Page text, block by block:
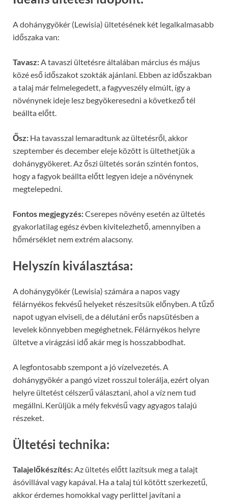
A dohánygyökér (Lewisia) ültetésének két legalkalmasabb
időszaka van:
Tavasz:A tavaszi ültetésre általában március és május
közé eső időszakot szokták ajánlani. Ebben az időszakban
a talaj már felmelegedett, a fagyveszély elmúlt, így a
növénynek ideje lesz begyökeresedni a következő tél
beállta előtt.
Ősz: Ha tavasszal lemaradtunk az ültetésről, akkor
szeptember és december eleje között is ültethetjük a
dohánygyökeret. Az őszi ültetés során szintén fontos,
hogy a fagyok beállta előtt legyen ideje a növénynek
megtelepedni.
Fontos megjegyzés:Cserepes növény esetén az ültetés
gyakorlatilag egész évben kivitelezhető, amennyiben a
hőmérséklet nem extrém alacsony.
Helyszín kiválasztása:
A dohánygyökér (Lewisia) számára a napos vagy
félárnyékos fekvésű helyeket részesítsük előnyben. A tűző
napot ugyan elviseli, de a délutáni erős napsütésben a
levelek könnyebben megéghetnek. Félárnyékos helyre
ültetve a virágzási idő akár meg is hosszabbodhat.
A legfontosabb szempont a jó vízelvezetés. A
dohánygyökér a pangó vizet rosszul tolerálja, ezért olyan
helyre ültetést célszerű választani, ahol a víz nem tud
megállni. Kerüljük a mély fekvésű vagy agyagos talajú
részeket.
Ültetési technika:
Talajelőkészítés:Az ültetés előtt lazítsuk meg a talajt
ásóvillával vagy kapával. Ha a talaj túl kötött szerkezetű,
akkor érdemes homokkal vagy perlittel javítani a